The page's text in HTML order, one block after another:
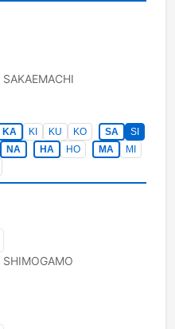
SAKAEMACHI
KA KI KU KO SA
SI
NA HA HO MA
MI
SHIMOGAMO